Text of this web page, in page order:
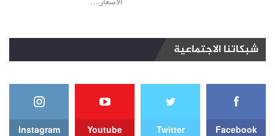
شبكاتنا الاجتماعية
Facebook
Twitter
Youtube
Instagram